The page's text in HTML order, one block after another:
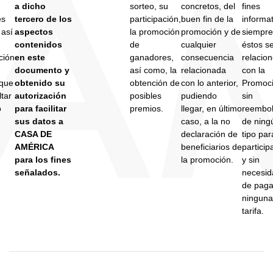
así
a dicho
tercero de los
aspectos
contenidos
en este
documento y
obtenido su
autorización
para facilitar
sus datos a
CASA DE
AMÉRICA
para los fines
señalados.
sorteo, su
participación,
la promoción
de
ganadores,
así como, la
obtención de
posibles
premios.
concretos, del
buen fin de la
promoción y de
cualquier
consecuencia
relacionada
con lo anterior,
pudiendo
llegar, en último
caso, a la no
declaración de
beneficiarios de
la promoción.
fines
éstos
con la
sin
de
tipo
y sin
de
ninguna
tarifa.